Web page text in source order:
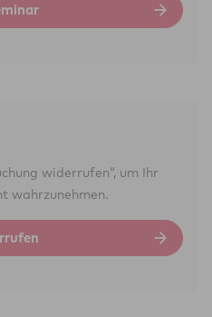
wider­rufen“, um Ihr
wahr­zunehmen.